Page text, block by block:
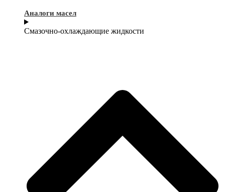
Аналоги масел
Смазочно-охлаждающие жидкости